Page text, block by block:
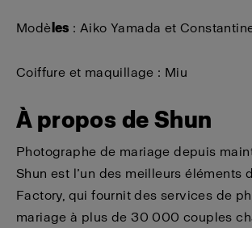
Modè les : Aiko Yamada et
Coiffure et maquillage : Miu
À propos de Shun
Photographe de mariage depuis
Shun est l’un des meilleurs éléments
Factory, qui fournit des services de
mariage à plus de 30 000 couples